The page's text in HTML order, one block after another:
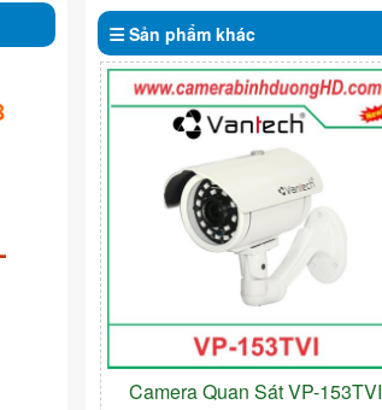
Sản phẩm khác
Camera Quan Sát VP-153TVI
-